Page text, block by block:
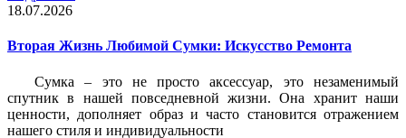
18.07.2026
Вторая Жизнь Любимой Сумки: Искусство Ремонта
Сумка – это не просто аксессуар, это незаменимый
спутник в нашей повседневной жизни. Она хранит наши
ценности, дополняет образ и часто становится отражением
нашего стиля и индивидуальности